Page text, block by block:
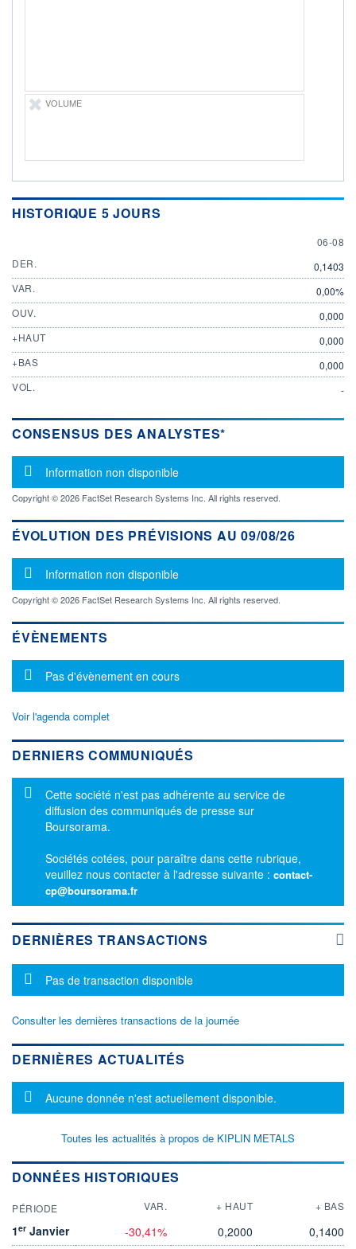
VOLUME
HISTORIQUE 5 JOURS
6
06-08
DER.
0,1403
VAR.
0,00%
OUV.
0,000
+HAUT
0,000
+BAS
0,000
VOL.
-
CONSENSUS DES ANALYSTES*
Message d'information
Information non disponible
Copyright © 2026 FactSet Research Systems Inc. All rights reserved.
ÉVOLUTION DES PRÉVISIONS AU 09/08/26
Message d'information
Information non disponible
Copyright © 2026 FactSet Research Systems Inc. All rights reserved.
ÉVÈNEMENTS
Message d'information
Pas d'évènement en cours
Voir l'agenda complet
DERNIERS COMMUNIQUÉS
Message d'information
Cette société n'est pas adhérente au service de
diffusion des communiqués de presse sur
Boursorama.
Sociétés cotées, pour paraître dans cette rubrique,
veuillez nous contacter à l'adresse suivante : contact-
cp@boursorama.fr
DERNIÈRES TRANSACTIONS
Message d'information
Pas de transaction disponible
Consulter les dernières transactions de la journée
DERNIÈRES ACTUALITÉS
Message d'information
Aucune donnée n'est actuellement disponible.
Toutes les actualités à propos de KIPLIN METALS
DONNÉES HISTORIQUES
PÉRIODE VAR. + HAUT + BAS
1er Janvier -30,41% 0,2000
0,1400